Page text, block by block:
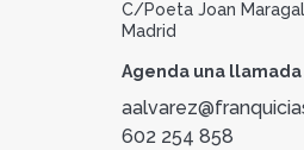
C/Poeta Joan
Madrid
Agenda una llamada
602 254 858